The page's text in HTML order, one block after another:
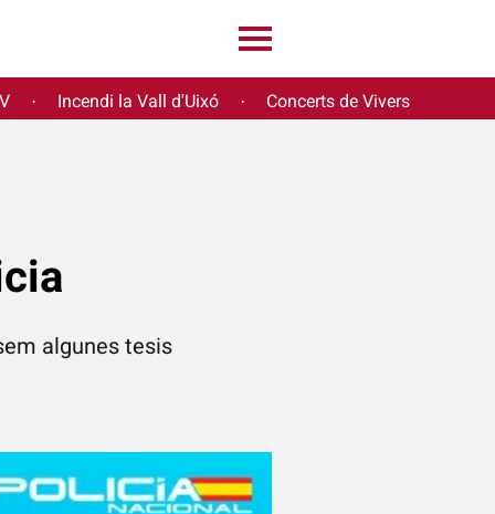
· Incendi la Vall d'Uixó · Concerts de Vivers
algunes tesis